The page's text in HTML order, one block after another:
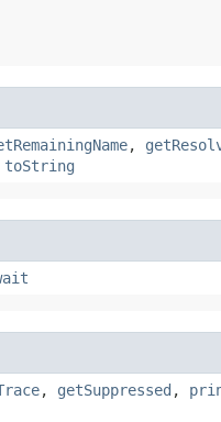
,
toString
, getSuppressed ,